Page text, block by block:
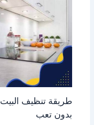
طريقة تنظيف
بدون تعب